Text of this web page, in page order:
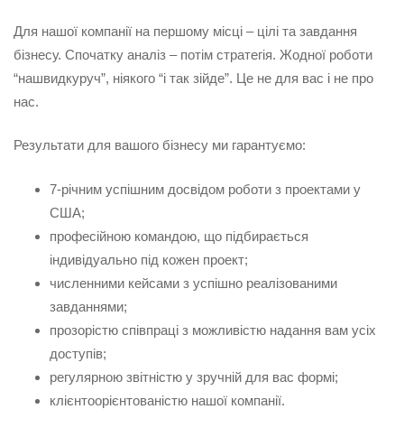
Для нашої компанії на першому місці – цілі та завдання
бізнесу. Спочатку аналіз – потім стратегія. Жодної роботи
“нашвидкуруч”, ніякого “і так зійде”. Це не для вас і не про
нас.
Результати для вашого бізнесу ми гарантуємо:
7-річним успішним досвідом роботи з проектами у
США;
професійною командою, що підбирається
індивідуально під кожен проект;
численними кейсами з успішно реалізованими
завданнями;
прозорістю співпраці з можливістю надання вам усіх
доступів;
регулярною звітністю у зручній для вас формі;
клієнтоорієнтованістю нашої компанії.